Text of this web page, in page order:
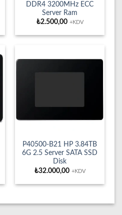
DDR4 3200MHz ECC
Server Ram
₺2.500,00 +KDV
P40500-B21 HP 3.84TB
6G 2.5 Server SATA SSD
Disk
₺32.000,00 +KDV